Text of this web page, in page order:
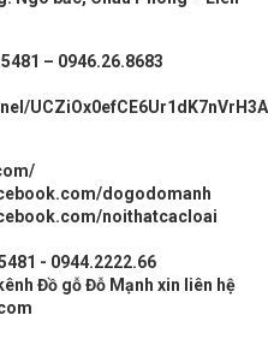
– 0946.26.8683
dogodomanh
noithatcacloai
- 0944.2222.66
Đồ gỗ Đỗ Mạnh xin liên hệ